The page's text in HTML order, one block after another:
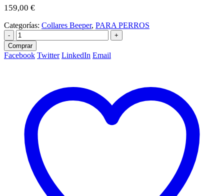
159,00 €
Categorías: Collares Beeper, PARA PERROS
-
+
Comprar
Facebook Twitter LinkedIn Email